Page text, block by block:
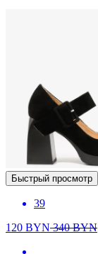
Быстрый просмотр
39
120 BYN340BYN